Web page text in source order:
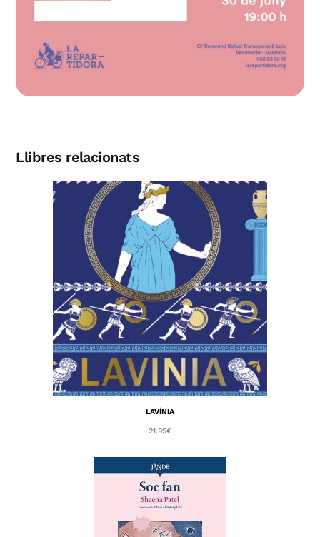
Llibres relacionats
LAVÍNIA
21.95€